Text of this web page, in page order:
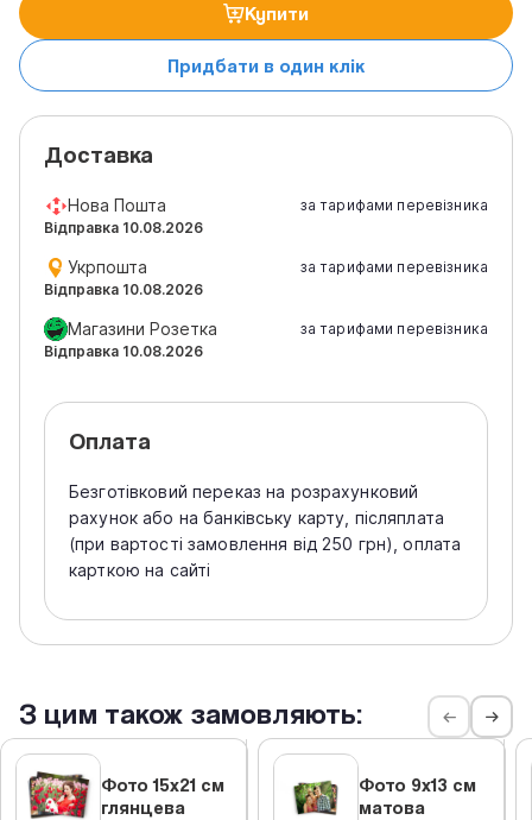
Купити
Придбати в один клік
Доставка
Нова Пошта
Відправка 10.08.2026
за тарифами перевізника
Укрпошта
Відправка 10.08.2026
за тарифами перевізника
Магазини Розетка
Відправка 10.08.2026
за тарифами перевізника
Оплата
Безготівковий переказ на розрахунковий
рахунок або на банківську карту, післяплата
(при вартості замовлення від 250 грн), оплата
карткою на сайті
З цим також замовляють:
Фото 15х21 см
глянцева
Фото 9х13 см
матова